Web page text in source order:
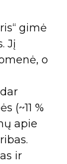
gimė
Jį
o
(~11 %
apie
ir